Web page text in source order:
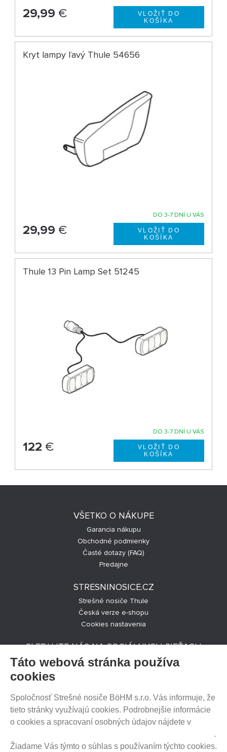
29,99 €
Kryt lampy ľavý Thule 54656
DO 3-7 DNÍ U VÁS
29,99 €
Thule 13 Pin Lamp Set 51245
DO 3-7 DNÍ U VÁS
122 €
VŠETKO O NÁKUPE
Garancia nákupu
Obchodné podmienky
Časté dotazy (FAQ)
Predajne
STRESNINOSICE.CZ
Strešné nosiče Thule
Česká verze e-shopu
Cookies nastavenia
SLEDUJTE NÁS NA SOCIÁLNYCH SIEŤACH
PREDAJ NA SPLÁTKY
Táto webová stránka používa
cookies
Spoločnosť Strešné nosiče BöHM s.r.o. Vás informuje, že
tieto stránky využívajú cookies. Podrobnejšie informácie
o cookies a spracovaní osobných údajov nájdete v
.
Žiadame Vás týmto o súhlas s používaním týchto cookies.